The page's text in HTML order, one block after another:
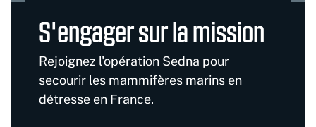
S'engager sur la mission
Rejoignez l'opération Sedna pour
secourir les mammifères marins en
détresse en France.